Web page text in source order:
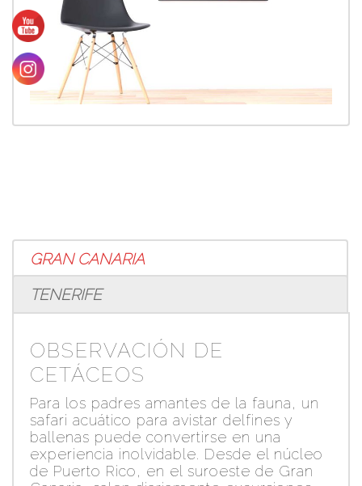
GRAN CANARIA
TENERIFE
OBSERVACIÓN DE
CETÁCEOS
Para los padres amantes de la fauna, un
safari acuático para avistar delfines y
ballenas puede convertirse en una
experiencia inolvidable. Desde el núcleo
de Puerto Rico, en el suroeste de Gran